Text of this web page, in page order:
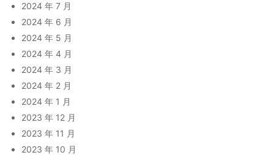
2024 年 7 月
2024 年 6 月
2024 年 5 月
2024 年 4 月
2024 年 3 月
2024 年 2 月
2024 年 1 月
2023 年 12 月
2023 年 11 月
2023 年 10 月